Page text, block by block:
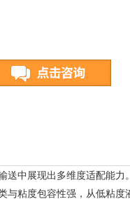
送中展现出多维度适配能
粘度包容性强，从低粘度